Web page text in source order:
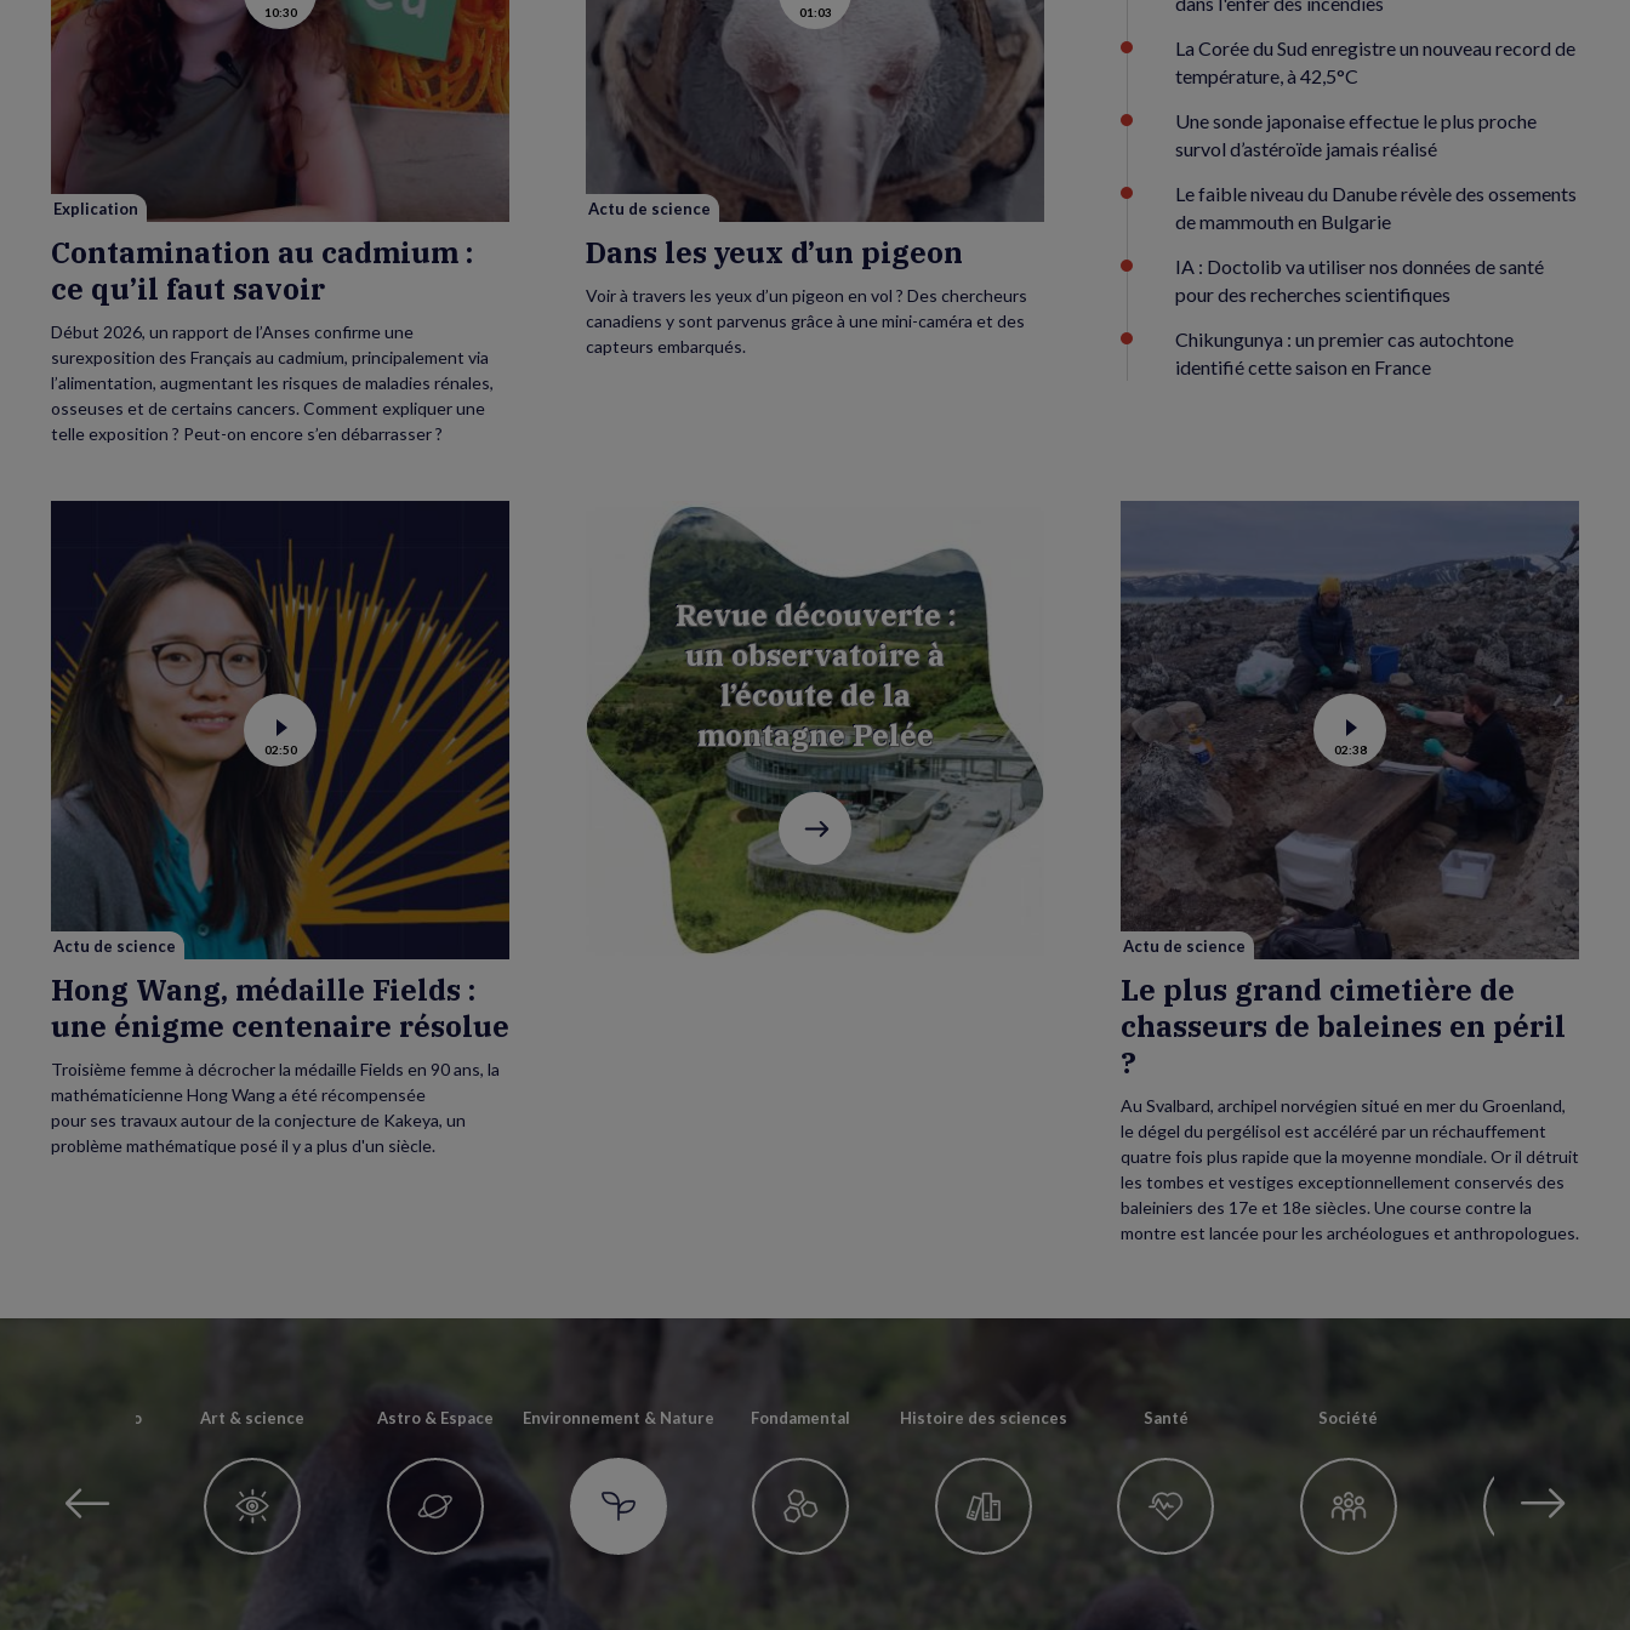
la
vidéo
au
cadmium :
ce
10:30
Explication
Contamination au cadmium :
ce qu’il faut savoir
Début 2026, un rapport de l’Anses confirme une
surexposition des Français au cadmium, principalement via
l’alimentation, augmentant les risques de maladies rénales,
osseuses et de certains cancers. Comment expliquer une
telle exposition ? Peut-on encore s’en débarrasser ?
la
vidéo
01:03
Actu de science
Dans les yeux d’un pigeon
Voir à travers les yeux d’un pigeon en vol ? Des chercheurs
canadiens y sont parvenus grâce à une mini-caméra et des
capteurs embarqués.
La Corée du Sud enregistre un nouveau record de
température, à 42,5°C
Une sonde japonaise effectue le plus proche
survol d’astéroïde jamais réalisé
Le faible niveau du Danube révèle des ossements
de mammouth en Bulgarie
IA : Doctolib va utiliser nos données de santé
pour des recherches scientifiques
Chikungunya : un premier cas autochtone
identifié cette saison en France
Voir
la
vidéo
Hong
Wang,
médaille
Fields
une
énigme
centenaire
résolue
02:50
Actu de science
Hong Wang, médaille Fields :
une énigme centenaire résolue
Troisième femme à décrocher la médaille Fields en 90 ans, la
mathématicienne Hong Wang a été récompensée
pour ses travaux autour de la conjecture de Kakeya, un
problème mathématique posé il y a plus d'un siècle.
Revue découverte :
un observatoire à
l’écoute de la
montagne Pelée
C'est
parti
!
Voir
la
vidéo
grand
cimetière
chasseurs
de
baleines
en
?
02:38
Actu de science
Le plus grand cimetière de
chasseurs de baleines en péril
?
Au Svalbard, archipel norvégien situé en mer du Groenland,
le dégel du pergélisol est accéléré par un réchauffement
quatre fois plus rapide que la moyenne mondiale. Or il détruit
les tombes et vestiges exceptionnellement conservés des
baleiniers des 17e et 18e siècles. Une course contre la
montre est lancée pour les archéologues et anthropologues.
& Paléonto Art & science Astro & Espace Environnement & Nature Fondamental Histoire des sciences Santé Société